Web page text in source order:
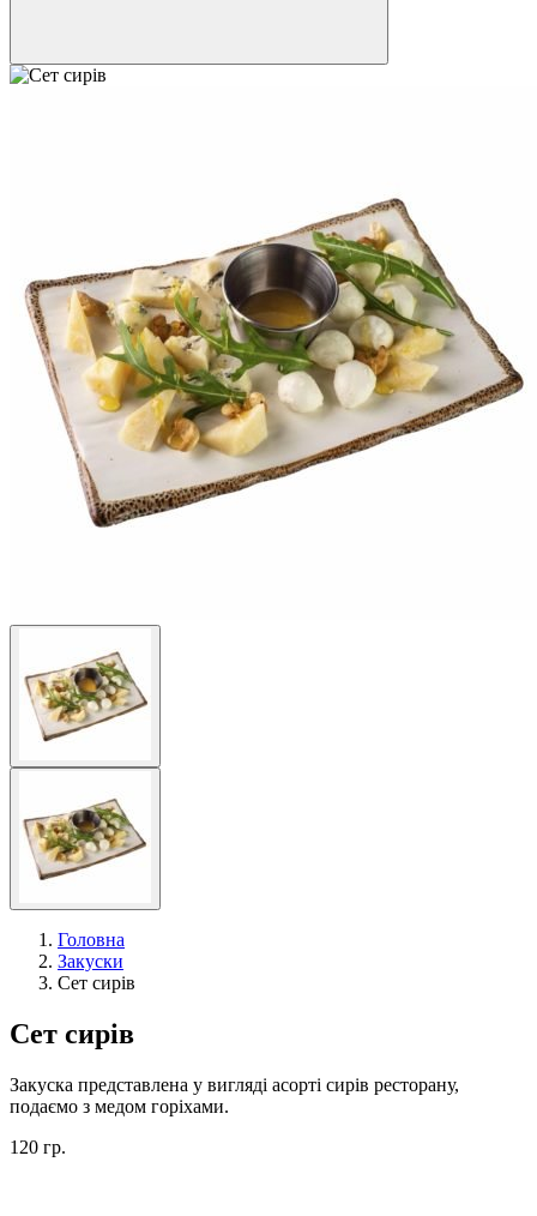
Головна
Закуски
Сет сирів
Сет сирів
Закуска представлена у вигляді асорті сирів ресторану,
подаємо з медом горіхами.
120 гр.